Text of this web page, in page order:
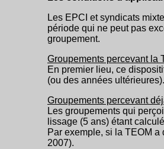
Les EPCI et syndicats
période qui ne peut pas
groupement.
Groupements percevant la
En premier lieu, ce
(ou des années ultérieures).
Groupements percevant
Les groupements qui
lissage (5 ans) étant
Par exemple, si la TEOM
2007).